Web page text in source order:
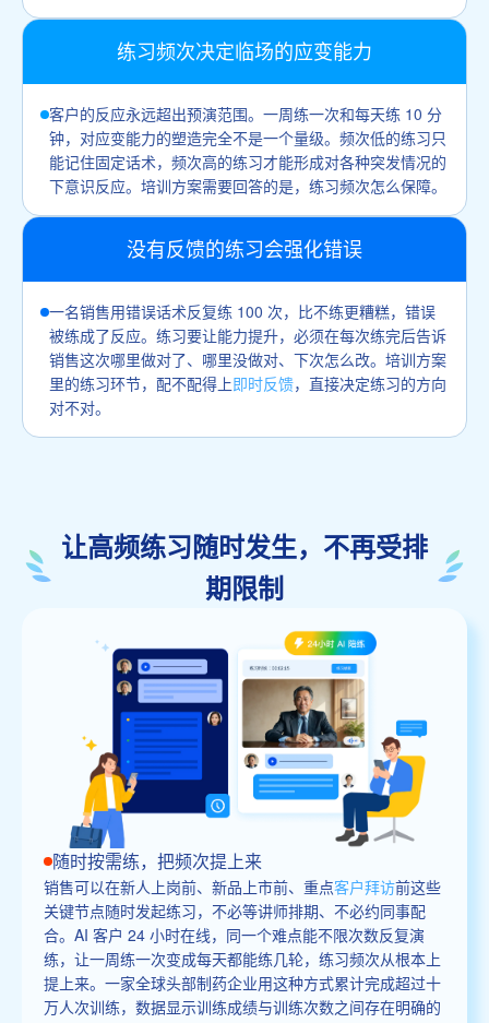
练习频次决定临场的应变能力
客户的反应永远超出预演范围。一周练一次和每天练 10 分
钟，对应变能力的塑造完全不是一个量级。频次低的练习只
能记住固定话术，频次高的练习才能形成对各种突发情况的
下意识反应。培训方案需要回答的是，练习频次怎么保障。
没有反馈的练习会强化错误
一名销售用错误话术反复练 100 次，比不练更糟糕，错误
被练成了反应。练习要让能力提升，必须在每次练完后告诉
销售这次哪里做对了、哪里没做对、下次怎么改。培训方案
里的练习环节，配不配得上即时反馈，直接决定练习的方向
对不对。
让高频练习随时发生，不再受排
期限制
随时按需练，把频次提上来
销售可以在新人上岗前、新品上市前、重点客户拜访前这些
关键节点随时发起练习，不必等讲师排期、不必约同事配
合。AI 客户 24 小时在线，同一个难点能不限次数反复演
练，让一周练一次变成每天都能练几轮，练习频次从根本上
提上来。一家全球头部制药企业用这种方式累计完成超过十
万人次训练，数据显示训练成绩与训练次数之间存在明确的